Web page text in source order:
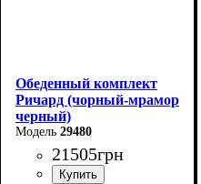
Обеденный комплект
Ричард (чорный-мрамор
черный)
29480
21505грн